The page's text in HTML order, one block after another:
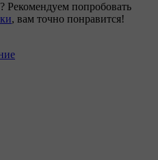
попробовать
, вам точно понравится!